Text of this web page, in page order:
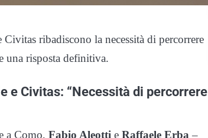
ribadiscono la necessità di percorrere
una risposta definitiva.
e Civitas: “Necessità di percorrere
a Como, Fabio Aleotti e Raffaele Erba –